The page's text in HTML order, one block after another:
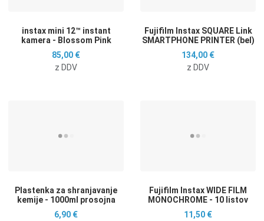
instax mini 12™ instant
kamera - Blossom Pink
85,00 €
z DDV
Fujifilm Instax SQUARE Link
SMARTPHONE PRINTER (bel)
134,00 €
z DDV
Plastenka za shranjavanje
kemije - 1000ml prosojna
6,90 €
Fujifilm Instax WIDE FILM
MONOCHROME - 10 listov
11,50 €